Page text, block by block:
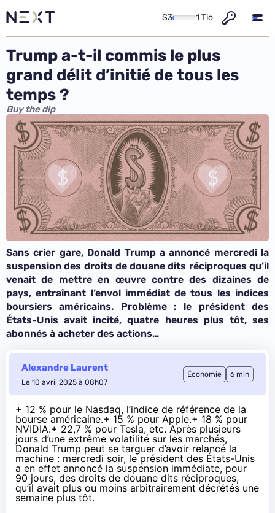
S3 1 Tio
Trump a-t-il commis le plus
grand délit d’initié de tous les
temps ?
Buy the dip
Sans crier gare, Donald Trump a annoncé mercredi la
suspension des droits de douane dits réciproques qu’il
venait de mettre en œuvre contre des dizaines de
pays, entraînant l’envol immédiat de tous les indices
boursiers américains. Problème : le président des
États-Unis avait incité, quatre heures plus tôt, ses
abonnés à acheter des actions…
Alexandre Laurent
Le 10 avril 2025 à 08h07
Économie 6 min
+ 12 % pour le Nasdaq, l’indice de référence de la
bourse américaine.+ 15 % pour Apple.+ 18 % pour
NVIDIA.+ 22,7 % pour Tesla, etc. Après plusieurs
jours d’une extrême volatilité sur les marchés,
Donald Trump peut se targuer d’avoir relancé la
machine : mercredi soir, le président des États-Unis
a en effet annoncé la suspension immédiate, pour
90 jours, des droits de douane dits réciproques,
qu’il avait plus ou moins arbitrairement décrétés une
semaine plus tôt.